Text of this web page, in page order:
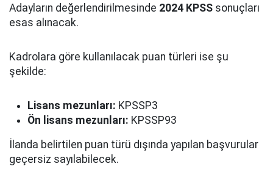
Adayların değerlendirilmesinde 2024 KPSS sonuçları
esas alınacak.
Kadrolara göre kullanılacak puan türleri ise şu
şekilde:
Lisans mezunları: KPSSP3
Ön lisans mezunları: KPSSP93
İlanda belirtilen puan türü dışında yapılan başvurular
geçersiz sayılabilecek.